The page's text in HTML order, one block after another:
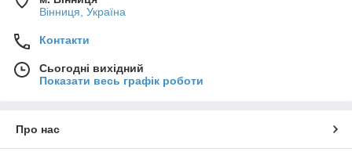
Вінниця, Україна
Контакти
Сьогодні вихідний
Показати весь графік роботи
Про нас